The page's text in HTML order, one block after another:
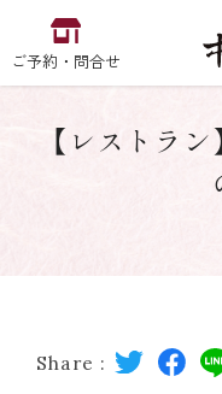
ご予約・問合せ
【レストラ
Share :